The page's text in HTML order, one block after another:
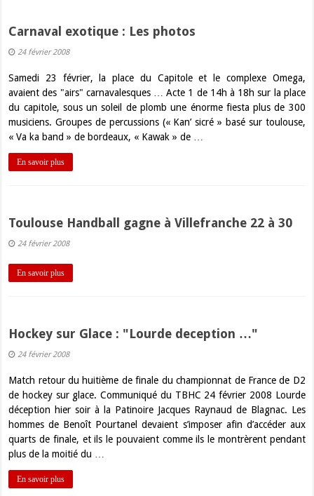
Carnaval exotique : Les photos
24 février 2008
Samedi 23 février, la place du Capitole et le complexe Omega,
avaient des "airs" carnavalesques … Acte 1 de 14h à 18h sur la place
du capitole, sous un soleil de plomb une énorme fiesta plus de 300
musiciens. Groupes de percussions (« Kan’ sicré » basé sur toulouse,
« Va ka band » de bordeaux, « Kawak » de …
En savoir plus
Toulouse Handball gagne à Villefranche 22 à 30
24 février 2008
En savoir plus
Hockey sur Glace : "Lourde deception …"
24 février 2008
Match retour du huitième de finale du championnat de France de D2
de hockey sur glace. Communiqué du TBHC 24 février 2008 Lourde
déception hier soir à la Patinoire Jacques Raynaud de Blagnac. Les
hommes de Benoît Pourtanel devaient s’imposer afin d’accéder aux
quarts de finale, et ils le pouvaient comme ils le montrèrent pendant
plus de la moitié du …
En savoir plus